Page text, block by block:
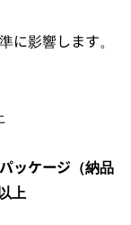
に影響します。
ッケージ（納品
上